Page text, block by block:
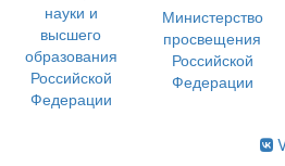
науки и
высшего
образования
Российской
Федерации
Министерство
просвещения
Российской
Федерации